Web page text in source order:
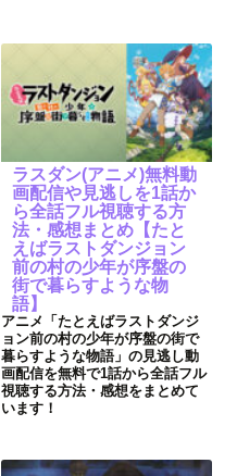
ラスダン(アニメ)無料動
画配信や見逃しを1話か
ら全話フル視聴する方
法・感想まとめ【たと
えばラストダンジョン
前の村の少年が序盤の
街で暮らすような物
語】
アニメ「たとえばラストダンジ
ョン前の村の少年が序盤の街で
暮らすような物語」の見逃し動
画配信を無料で1話から全話フル
視聴する方法・感想をまとめて
います！